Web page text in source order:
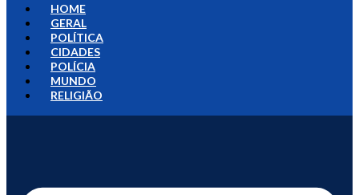
HOME
GERAL
POLÍTICA
CIDADES
POLÍCIA
MUNDO
RELIGIÃO